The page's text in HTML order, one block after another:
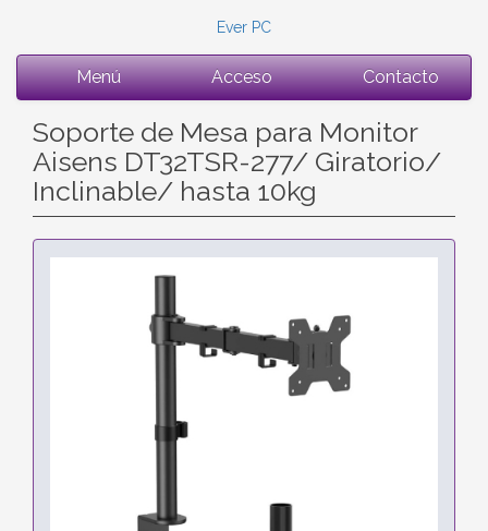
Ever PC
Menú Acceso Contacto
Soporte de Mesa para Monitor
Aisens DT32TSR-277/ Giratorio/
Inclinable/ hasta 10kg